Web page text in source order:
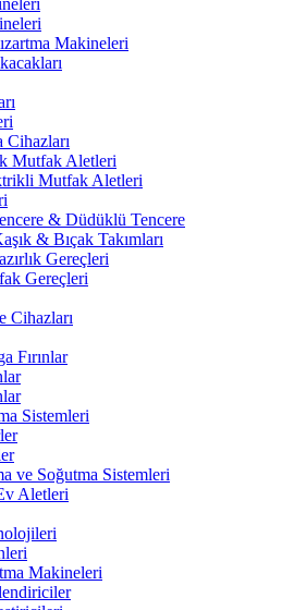
Makineleri
Cihazları
Mutfak Aletleri
Mutfak Aletleri
& Düdüklü Tencere
& Bıçak Takımları
Gereçleri
Gereçleri
Cihazları
Fırınlar
Sistemleri
ve Soğutma Sistemleri
Aletleri
Makineleri